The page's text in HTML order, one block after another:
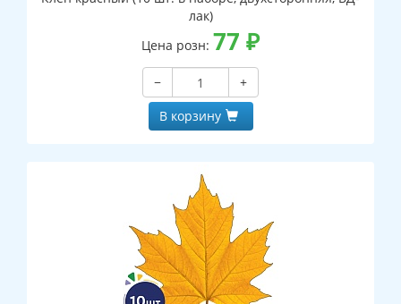
лак)
Цена розн: 77 ₽
−
+
В корзину